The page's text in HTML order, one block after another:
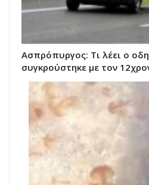
Ασπρόπυργος: Τι λέει ο
συγκρούστηκε με τον